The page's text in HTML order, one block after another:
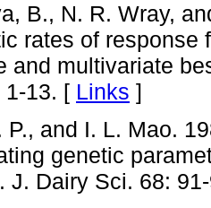
B., N. R. Wray,
rates of response
and multivariate
1-13. [ Links ]
P., and I. L. Mao.
genetic
J. Dairy Sci. 68: